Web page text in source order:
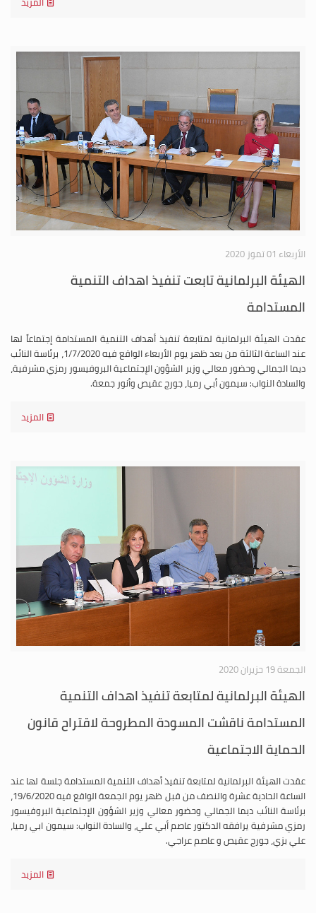
الأربعاء 01 تموز 2020
الهيئة البرلمانية تابعت تنفيذ اهداف التنمية
المستدامة
عقدت الهيئة البرلمانية لمتابعة تنفيذ أهداف التنمية المستدامة إجتماعاً لها
عند الساعة الثالثة من بعد ظهر يوم الأربعاء الواقع فيه 1/7/2020، برئاسة النائب
ديما الجمالي وحضور معالي وزير الشؤون الإجتماعية البروفيسور رمزي مشرفية،
والسادة النواب: سيمون أبي رميا، جورج عقيص وأنور جمعة.
المزيد
الجمعة 19 حزيران 2020
الهيئة البرلمانية لمتابعة تنفيذ اهداف التنمية
المستدامة ناقشت المسودة المطروحة لاقتراح قانون
الحماية الاجتماعية
عقدت الهيئة البرلمانية لمتابعة تنفيذ أهداف التنمية المستدامة جلسة لها عند
الساعة الحادية عشرة والنصف من قبل ظهر يوم الجمعة الواقع فيه 19/6/2020،
برئاسة النائب ديما الجمالي وحضور معالي وزير الشؤون الإجتماعية البروفيسور
رمزي مشرفية يرافقه الدكتور عاصم أبي علي، والسادة النواب: سيمون ابي رميا،
علي بزي، جورج عقيص و عاصم عراجي.
المزيد